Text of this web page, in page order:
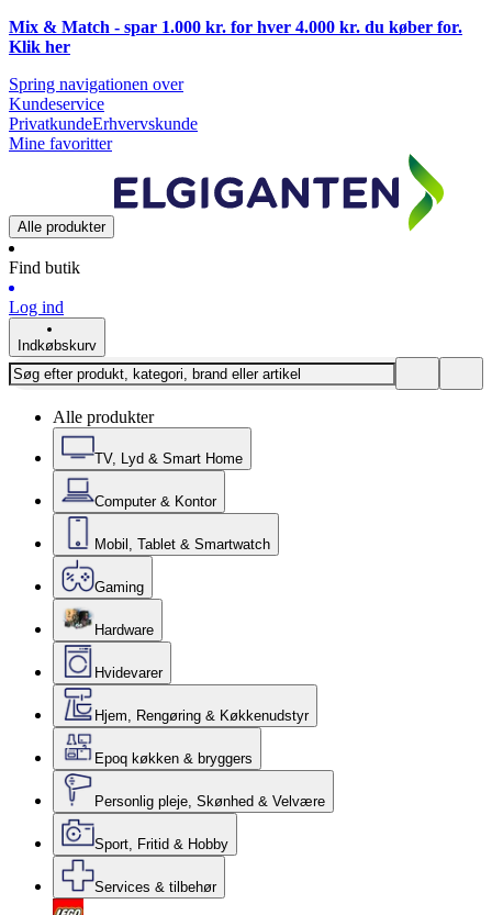
Mix & Match - spar 1.000 kr. for hver 4.000 kr. du køber for.
Klik her
Spring navigationen over
Kundeservice
PrivatkundeErhvervskunde
Mine favoritter
Alle produkter
Find butik
Log ind
Indkøbskurv
Alle produkter
TV, Lyd & Smart Home
Computer & Kontor
Mobil, Tablet & Smartwatch
Gaming
Hardware
Hvidevarer
Hjem, Rengøring & Køkkenudstyr
Epoq køkken & bryggers
Personlig pleje, Skønhed & Velvære
Sport, Fritid & Hobby
Services & tilbehør